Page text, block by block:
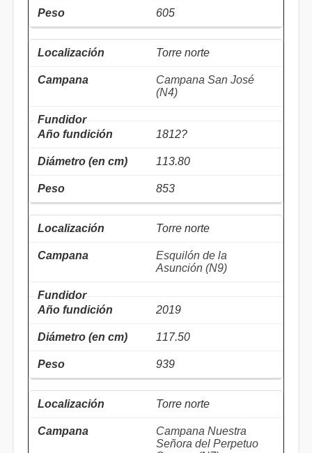
605
Torre norte
Campana San José
(N4)
1812?
113.80
853
Torre norte
Esquilón de la
Asunción (N9)
2019
117.50
939
Torre norte
Campana Nuestra
Señora del Perpetuo